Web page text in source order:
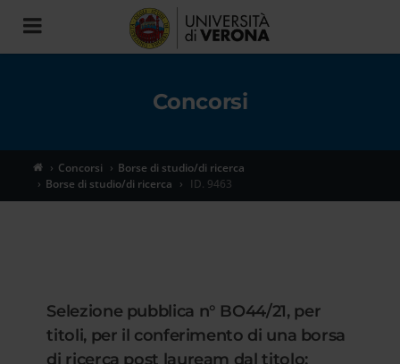
Toggle
navigation
Concorsi
Concorsi
Borse di studio/di ricerca
Borse di studio/di ricerca
ID. 9463
Selezione pubblica n° BO44/21, per
titoli, per il conferimento di una borsa
di ricerca post lauream dal titolo: